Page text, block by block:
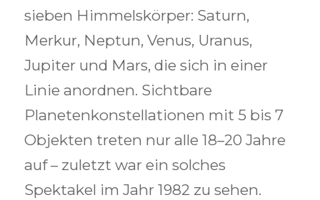
sieben Himmelskörper: Saturn,
Merkur, Neptun, Venus, Uranus,
Jupiter und Mars, die sich in einer
Linie anordnen. Sichtbare
Planetenkonstellationen mit 5 bis 7
Objekten treten nur alle 18–20 Jahre
auf – zuletzt war ein solches
Spektakel im Jahr 1982 zu sehen.